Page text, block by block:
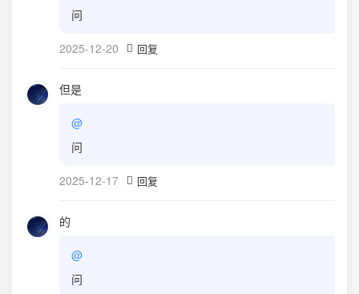
问
2025-12-20 回复
但是
@
问
2025-12-17 回复
的
@
问